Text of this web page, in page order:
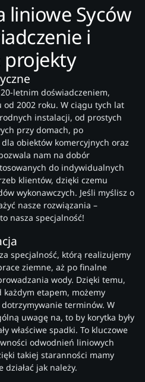
liniowe Syców
i
projekty
letnim doświadczeniem,
od 2002 roku. W ciągu tych lat
instalacji, od prostych
przy domach, po
obiektów komercyjnych oraz
nam na dobór
do indywidualnych
klientów, dzięki czemu
wykonawczych. Jeśli myślisz o
nasze rozwiązania –
nasza specjalność!
specjalność, którą realizujemy
ziemne, aż po finalne
wody. Dzięki temu,
każdym etapem, możemy
terminów. W
uwagę na, to by korytka były
właściwe spadki. To kluczowe
odwodnień liniowych
takiej staranności mamy
działać jak należy.